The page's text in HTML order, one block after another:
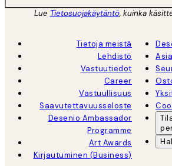
Lue Tietosuojakäytäntö, kuinka
Tietoja meistä
Lehdistö
Vastuutiedot
Career
Vastuullisuus
Saavutettavuusseloste
Desenio Ambassador
Programme
Art Awards
Kirjautuminen (Business)